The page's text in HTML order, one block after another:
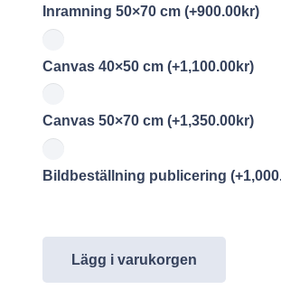
Inramning 50×70 cm (+900.00kr)
Canvas 40×50 cm (+1,100.00kr)
Canvas 50×70 cm (+1,350.00kr)
Bildbeställning publicering (+
Lägg i varukorgen